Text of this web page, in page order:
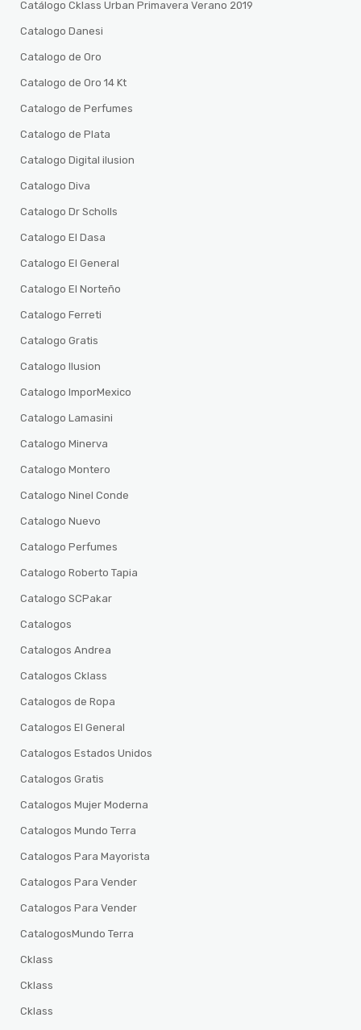
Catálogo Cklass Urban Primavera Verano 2019
Catalogo Danesi
Catalogo de Oro
Catalogo de Oro 14 Kt
Catalogo de Perfumes
Catalogo de Plata
Catalogo Digital ilusion
Catalogo Diva
Catalogo Dr Scholls
Catalogo El Dasa
Catalogo El General
Catalogo El Norteño
Catalogo Ferreti
Catalogo Gratis
Catalogo Ilusion
Catalogo ImporMexico
Catalogo Lamasini
Catalogo Minerva
Catalogo Montero
Catalogo Ninel Conde
Catalogo Nuevo
Catalogo Perfumes
Catalogo Roberto Tapia
Catalogo SCPakar
Catalogos
Catalogos Andrea
Catalogos Cklass
Catalogos de Ropa
Catalogos El General
Catalogos Estados Unidos
Catalogos Gratis
Catalogos Mujer Moderna
Catalogos Mundo Terra
Catalogos Para Mayorista
Catalogos Para Vender
Catalogos Para Vender
CatalogosMundo Terra
Cklass
Cklass
Cklass